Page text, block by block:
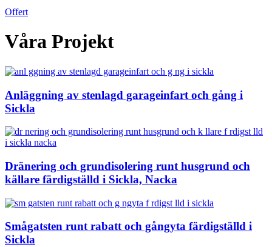
Offert
Våra Projekt
Anläggning av stenlagd garageinfart och gång i
Sickla
Dränering och grundisolering runt husgrund och
källare färdigställd i Sickla, Nacka
Smågatsten runt rabatt och gångyta färdigställd i
Sickla